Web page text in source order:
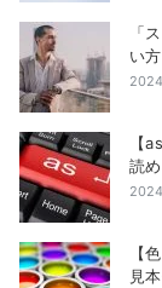
「
い
【
読
【
見